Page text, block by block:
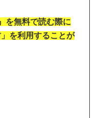
を無料で読む際に
を利用することが